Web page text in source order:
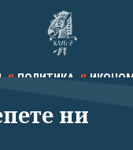
ПОЛИТИКА
ТЕХНОЛОГИИ
ни